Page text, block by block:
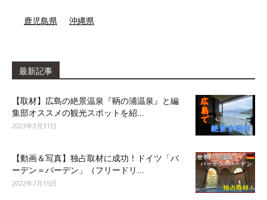
鹿児島県 沖縄県
最新記事
【取材】広島の絶景温泉『鞆の浦温泉』と編
集部オススメの観光スポットを紹...
2023年3月31日
【動画＆写真】独占取材に成功！ドイツ「バ
ーデン＝バーデン」（フリードリ...
2022年7月15日